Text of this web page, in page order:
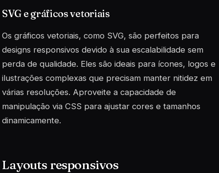
SVG e gráficos vetoriais
Os gráficos vetoriais, como SVG, são perfeitos para
designs responsivos devido à sua escalabilidade sem
perda de qualidade. Eles são ideais para ícones, logos e
ilustrações complexas que precisam manter nitidez em
várias resoluções. Aproveite a capacidade de
manipulação via CSS para ajustar cores e tamanhos
dinamicamente.
Layouts responsivos